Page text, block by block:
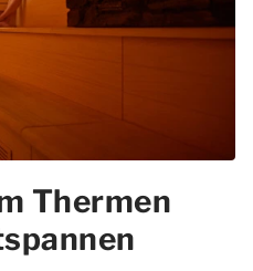
Thermen